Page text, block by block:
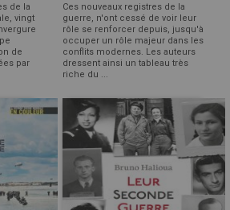
de la
vingt
de
par
Ces nouveaux registres de la
guerre, n'ont cessé de voir leur
rôle se renforcer depuis, jusqu'à
occuper un rôle majeur dans les
conflits modernes. Les auteurs
dressent ainsi un tableau très
riche du ...